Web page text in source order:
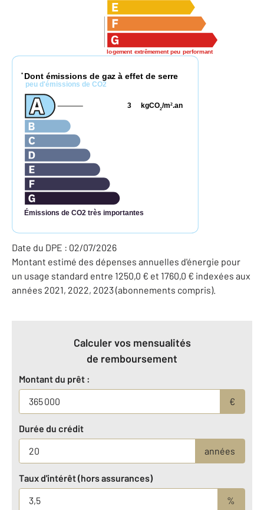
logement extrêmement peu performant
* Dont émissions de gaz à effet de serre
peu d'émissions de CO2
Émissions de CO2 très importantes
kgCO2/m2.an
3
Date du DPE : 02/07/2026
Montant estimé des dépenses annuelles d'énergie pour
un usage standard entre 1250,0 € et 1760,0 € indexées aux
années 2021, 2022, 2023 (abonnements compris).
Calculer vos mensualités
de remboursement
Montant du prêt :
€
Durée du crédit
années
Taux d'intérêt (hors assurances)
%